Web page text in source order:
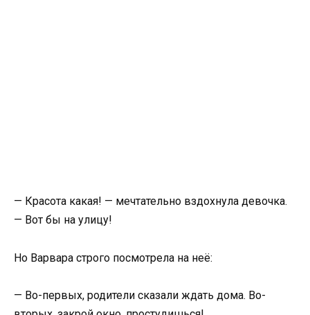
— Красота какая! — мечтательно вздохнула девочка.
— Вот бы на улицу!
Но Варвара строго посмотрела на неё:
— Во-первых, родители сказали ждать дома. Во-